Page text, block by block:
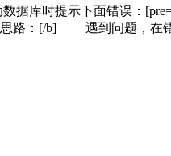
时提示下面错误：
思路：[/b] 遇到问题，在